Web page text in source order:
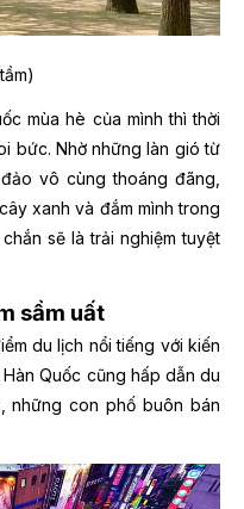
mùa hè của mình thì thời
bức. Nhờ những làn gió từ
vô cùng thoáng đãng,
xanh và đắm mình trong
sẽ là trải nghiệm tuyệt
sầm uất
du lịch nổi tiếng với kiến
Quốc cũng hấp dẫn du
những con phố buôn bán